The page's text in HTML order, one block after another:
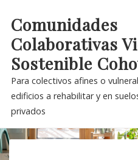
content
Comunidades
Colaborativas
Sostenible
Para colectivos afines o
edificios a rehabilitar y en
privados